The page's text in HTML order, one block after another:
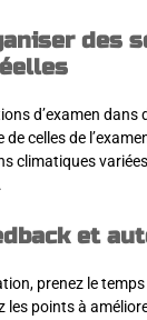
des
d’examen dans
celles de
climatiques
et
prenez le temps
les points à